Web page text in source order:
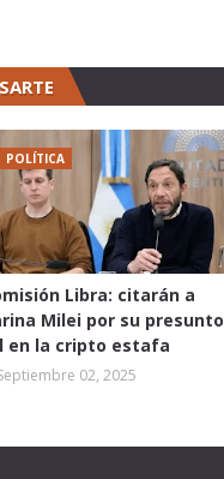
POLÍTICA
Libra: citarán a
Milei por su presunto
en la cripto estafa
02, 2025